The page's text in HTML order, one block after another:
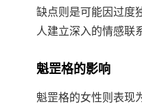
缺点则是可能因过度
人建立深入的情感联
魁罡格的影响
魁罡格的女性则表现